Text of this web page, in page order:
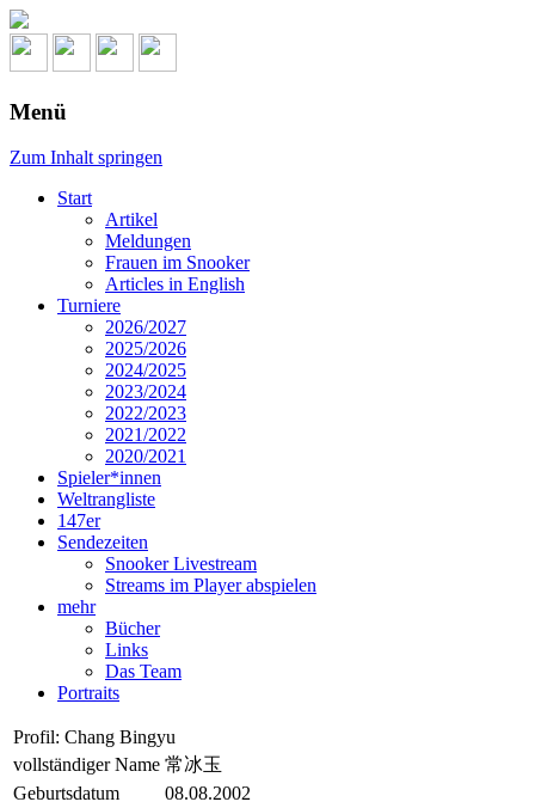
Menü
Zum Inhalt springen
Start
Artikel
Meldungen
Frauen im Snooker
Articles in English
Turniere
2026/2027
2025/2026
2024/2025
2023/2024
2022/2023
2021/2022
2020/2021
Spieler*innen
Weltrangliste
147er
Sendezeiten
Snooker Livestream
Streams im Player abspielen
mehr
Bücher
Links
Das Team
Portraits
Profil: Chang Bingyu
vollständiger Name 常冰玉
Geburtsdatum
08.08.2002